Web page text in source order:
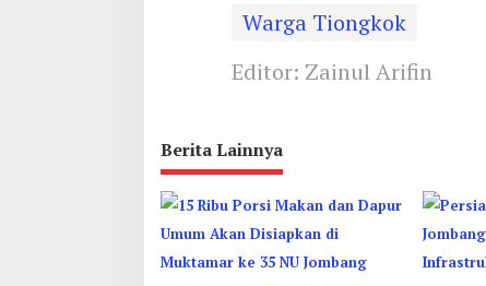
Warga Tiongkok
Editor: Zainul Arifin
Berita Lainnya